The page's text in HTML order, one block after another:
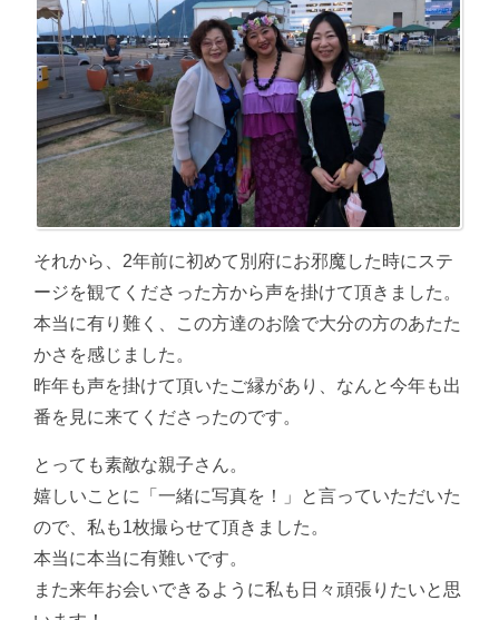
それから、2年前に初めて別府にお邪魔した時にステ
ージを観てくださった方から声を掛けて頂きました。
本当に有り難く、この方達のお陰で大分の方のあたた
かさを感じました。
昨年も声を掛けて頂いたご縁があり、なんと今年も出
番を見に来てくださったのです。
とっても素敵な親子さん。
嬉しいことに「一緒に写真を！」と言っていただいた
ので、私も1枚撮らせて頂きました。
本当に本当に有難いです。
また来年お会いできるように私も日々頑張りたいと思